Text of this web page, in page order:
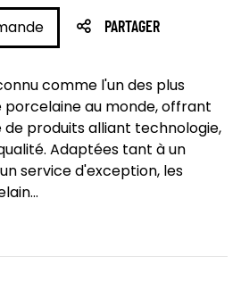
PARTAGER
comme l'un des plus
au monde, offrant
produits alliant technologie,
Adaptées tant à un
service d'exception, les